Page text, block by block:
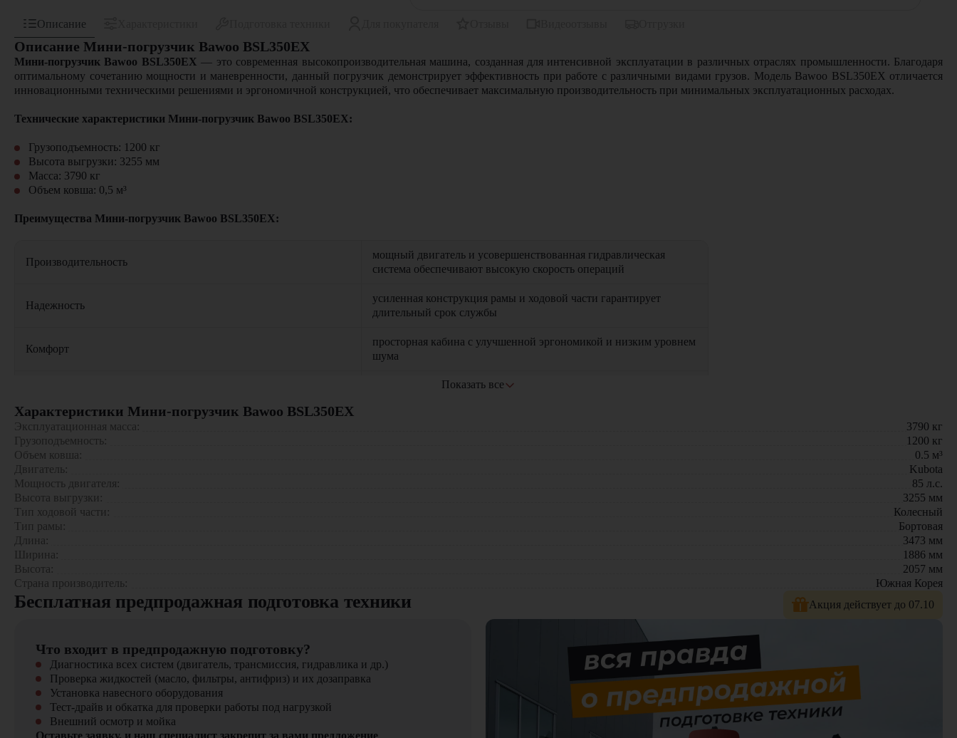
Описание
Описание Мини-погрузчик Bawoo BSL350EX
Мини-погрузчик Bawoo BSL350EX — это современная высокопроизводительная машина, созданная для интенсивной эксплуатации в различных отраслях промышленности. Благодаря
оптимальному сочетанию мощности и маневренности, данный погрузчик демонстрирует эффективность при работе с различными видами грузов. Модель Bawoo BSL350EX отличается
инновационными техническими решениями и эргономичной конструкцией, что обеспечивает максимальную производительность при минимальных эксплуатационных расходах.
Технические характеристики Мини-погрузчик Bawoo BSL350EX:
Грузоподъемность: 1200 кг
Высота выгрузки: 3255 мм
Масса: 3790 кг
Объем ковша: 0,5 м³
Преимущества Мини-погрузчик Bawoo BSL350EX:
Производительность
мощный двигатель и усовершенствованная гидравлическая
система обеспечивают высокую скорость операций
Надежность
усиленная конструкция рамы и ходовой части гарантирует
длительный срок службы
Комфорт
просторная кабина с улучшенной эргономикой и низким уровнем
шума
оптимизированный расход топлива и низкие затраты на
Мини-погрузчик Bawoo BSL350EX эффективно используется в строительной отрасли, логистических центрах, промышленных предприятиях и сельском хозяйстве. Идеально подходит для
работы с тяжелыми грузами, сыпучими материалами и выполнения земляных работ.
Выбор модели Bawoo BSL350EX
— это инвестиция в высокотехнологичное оборудование, сочетающее передовые инженерные решения и проверенную надежность. Погрузчик
отличается качеством сборки и адаптирован для работы в сложных условиях.
Мини-погрузчик Bawoo BSL350EX
". Мы являемся официальным дилером и предлагаем новые модели техники с полной гарантией. На нашем сайте
вы найдёте широкий выбор спецтехники, вилочной и малой складской техники, навесного оборудования и запчастей.
Показать все
Характеристики Мини-погрузчик Bawoo BSL350EX
Эксплуатационная масса: 3790 кг
Грузоподъемность:
1200 кг
Объем ковша:
0.5 м³
Двигатель:
Kubota
Мощность двигателя:
85 л.с.
Высота выгрузки:
3255 мм
Тип ходовой части:
Колесный
Тип рамы:
Бортовая
Длина:
3473 мм
Ширина:
1886 мм
Высота:
2057 мм
Страна производитель:
Южная Корея
Бесплатная предпродажная подготовка техники Акция действует до 07.10
Что входит в предпродажную подготовку?
Диагностика всех систем (двигатель, трансмиссия, гидравлика и др.)
Проверка жидкостей (масло, фильтры, антифриз) и их дозаправка
Установка навесного оборудования
Тест-драйв и обкатка для проверки работы под нагрузкой
Внешний осмотр и мойка
Оставьте заявку, и наш специалист закрепит за вами предложение